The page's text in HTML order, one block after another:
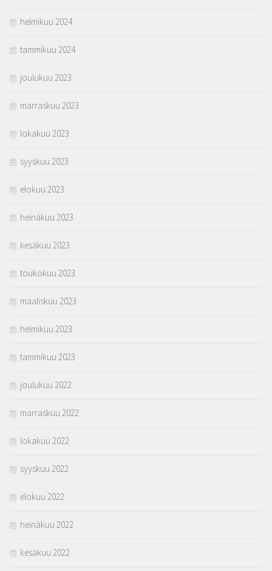
helmikuu 2024
tammikuu 2024
joulukuu 2023
marraskuu 2023
lokakuu 2023
syyskuu 2023
elokuu 2023
heinäkuu 2023
kesäkuu 2023
toukokuu 2023
maaliskuu 2023
helmikuu 2023
tammikuu 2023
joulukuu 2022
marraskuu 2022
lokakuu 2022
syyskuu 2022
elokuu 2022
heinäkuu 2022
kesäkuu 2022